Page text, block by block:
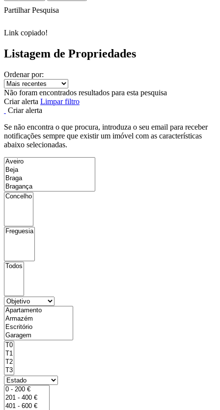
Partilhar Pesquisa
Link copiado!
Listagem de Propriedades
Ordenar por:
Não foram encontrados resultados para esta pesquisa
Criar alerta Limpar filtro
Criar alerta
Se não encontra o que procura, introduza o seu email para receber
notificações sempre que existir um imóvel com as características
abaixo selecionadas.